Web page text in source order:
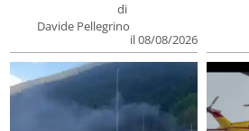
di
Davide Pellegrino
il 08/08/2026